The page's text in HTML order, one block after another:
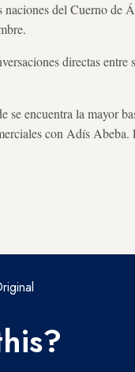
naciones del Cuerno de
directas entre
se encuentra la mayor
con Adís Abeba.